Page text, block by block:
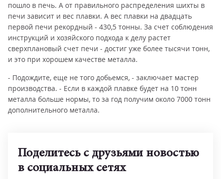
пошло в печь. А от правильного распределения шихты в
печи зависит и вес плавки. А вес плавки на двадцать
первой печи рекордный - 430,5 тонны. За счет соблюдения
инструкций и хозяйского подхода к делу растет
сверхплановый счет печи - достиг уже более тысячи тонн,
и это при хорошем качестве металла.
- Подождите, еще не того добьемся, - заключает мастер
производства. - Если в каждой плавке будет на 10 тонн
металла больше нормы, то за год получим около 7000 тонн
дополнительного металла.
Поделитесь с друзьями новостью
в социальных сетях